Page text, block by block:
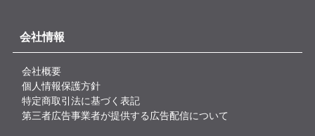
会社情報
会社概要
個人情報保護方針
特定商取引法に基づく表記
第三者広告事業者が提供する広告配信について